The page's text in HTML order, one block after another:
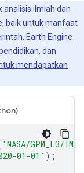
analisis ilmiah dan
baik untuk manfaat
Earth Engine
dan
mendapatkan
'NASA/GPM_L3/
01-01' );